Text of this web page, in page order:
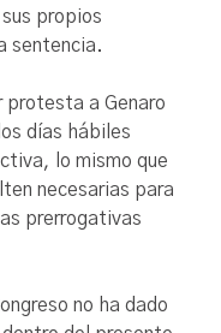
propios
sentencia.
protesta a Genaro
días hábiles
lo mismo que
necesarias para
prerrogativas
no ha dado